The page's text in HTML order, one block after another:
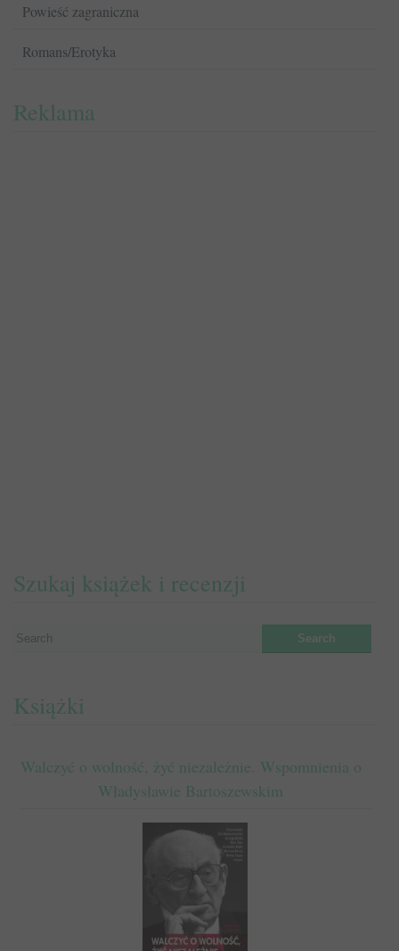
Powieść zagraniczna
Romans/Erotyka
Reklama
Szukaj książek i recenzji
Książki
Walczyć o wolność, żyć niezależnie. Wspomnienia o
Władysławie Bartoszewskim